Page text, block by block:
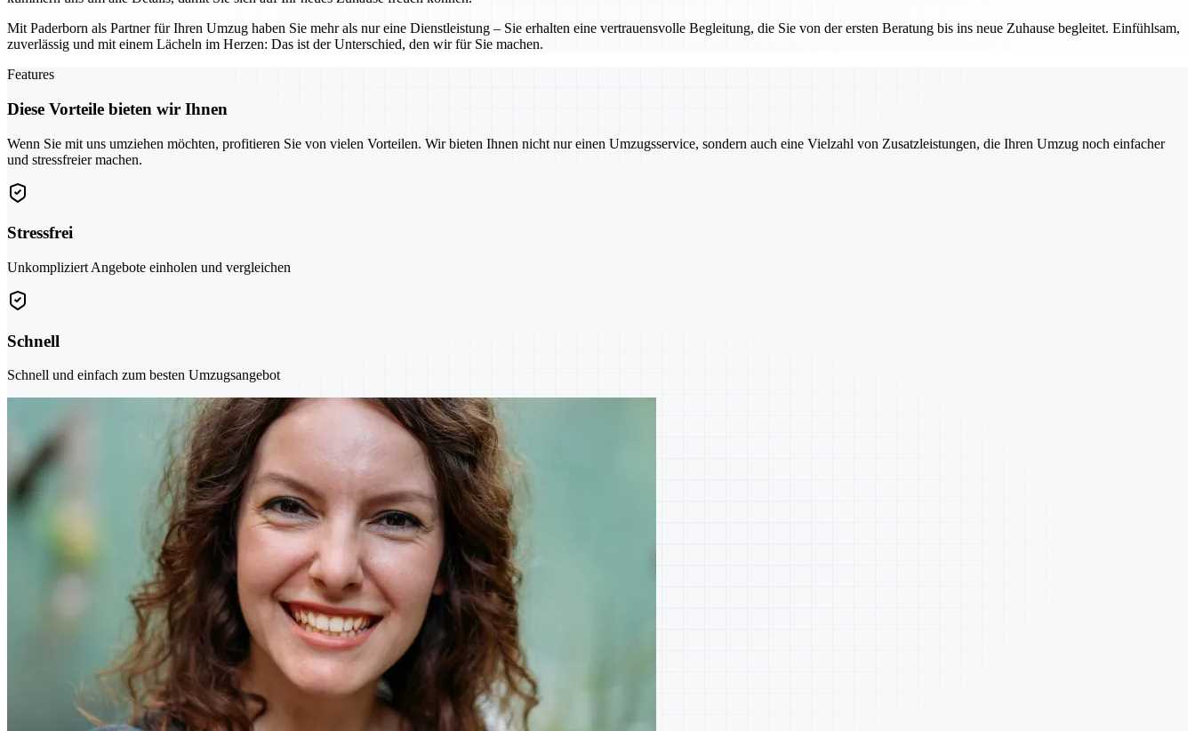
Mit Paderborn als Partner für Ihren Umzug haben Sie mehr als nur eine Dienstleistung – Sie erhalten eine vertrauensvolle Begleitung, die Sie von der ersten Beratung bis ins neue Zuhause begleitet. Einfühlsam,
zuverlässig und mit einem Lächeln im Herzen: Das ist der Unterschied, den wir für Sie machen.
Features
Diese Vorteile bieten wir Ihnen
Wenn Sie mit uns umziehen möchten, profitieren Sie von vielen Vorteilen. Wir bieten Ihnen nicht nur einen Umzugsservice, sondern auch eine Vielzahl von Zusatzleistungen, die Ihren Umzug noch einfacher
und stressfreier machen.
Stressfrei
Unkompliziert Angebote einholen und vergleichen
Schnell
Schnell und einfach zum besten Umzugsangebot